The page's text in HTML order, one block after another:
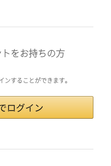
をお持ちの方
ンすることができます。